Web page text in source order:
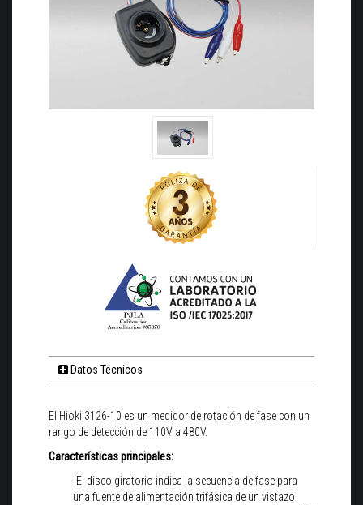
Datos Técnicos
El Hioki 3126-10 es un medidor de rotación de fase con un
rango de detección de 110V a 480V.
Características principales:
-El disco giratorio indica la secuencia de fase para
una fuente de alimentación trifásica de un vistazo